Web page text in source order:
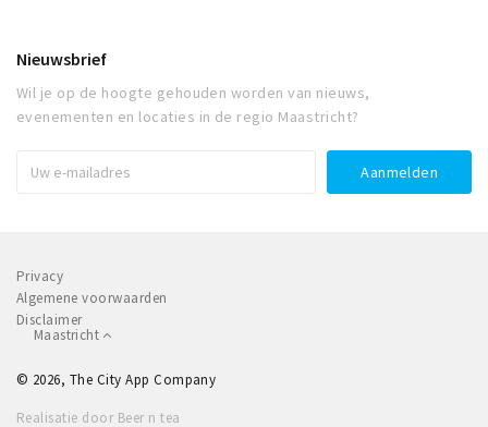
Nieuwsbrief
Wil je op de hoogte gehouden worden van nieuws,
evenementen en locaties in de regio Maastricht?
Privacy
Algemene voorwaarden
Disclaimer
Maastricht
© 2026, The City App Company
Realisatie door Beer n tea